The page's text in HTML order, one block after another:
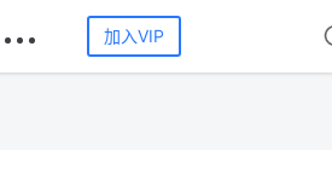
加入VIP